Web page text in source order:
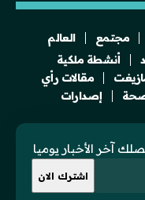
مجتمع
العالم
أنشطة ملكية
مقالات رأي
إصدارات
آخر الأخبار يوميا